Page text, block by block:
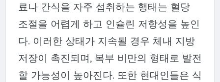
료나 간식을 자주 섭취하는 행태는 혈당
조절을 어렵게 하고 인슐린 저항성을 높인
다. 이러한 상태가 지속될 경우 체내 지방
저장이 촉진되며, 복부 비만의 형태로 발전
할 가능성이 높아진다. 또한 현대인들은 식